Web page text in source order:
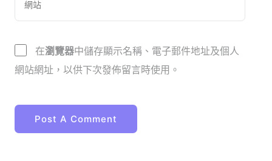
在瀏覽器中儲存顯示名稱、電子郵件地址及個人
網站網址，以供下次發佈留言時使用。